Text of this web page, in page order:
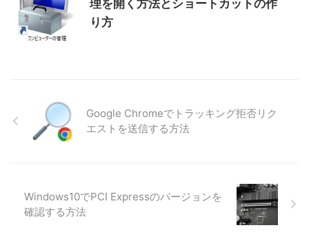
理を開く方法とショートカットの作
り方
Google Chromeでトラッキング拒否リク
エストを送信する方法
Windows10でPCI Expressのバージョンを
確認する方法